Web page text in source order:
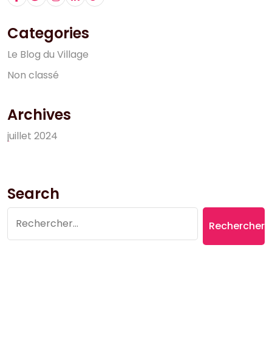
Categories
Le Blog du Village
Non classé
Archives
juillet 2024
Search